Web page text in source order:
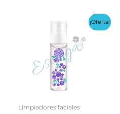
¡Oferta!
Limpiadores faciales